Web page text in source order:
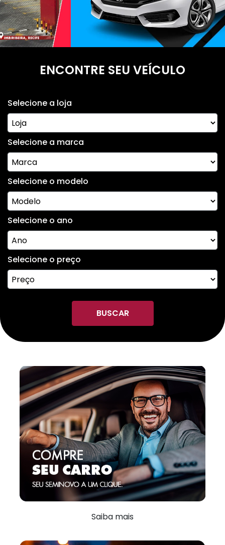
ENCONTRE SEU VEÍCULO
Selecione a loja
Selecione a marca
Selecione o modelo
Selecione o ano
Selecione o preço
BUSCAR
Saiba mais